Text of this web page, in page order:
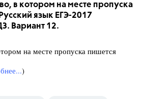
в котором на месте пропуска
язык ЕГЭ-2017
Вариант 12.
на месте пропуска пишется
)